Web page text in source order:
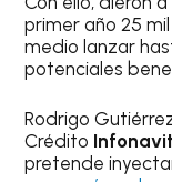
primer año 25
medio lanzar
potenciales
Rodrigo
Crédito Infonavit
pretende